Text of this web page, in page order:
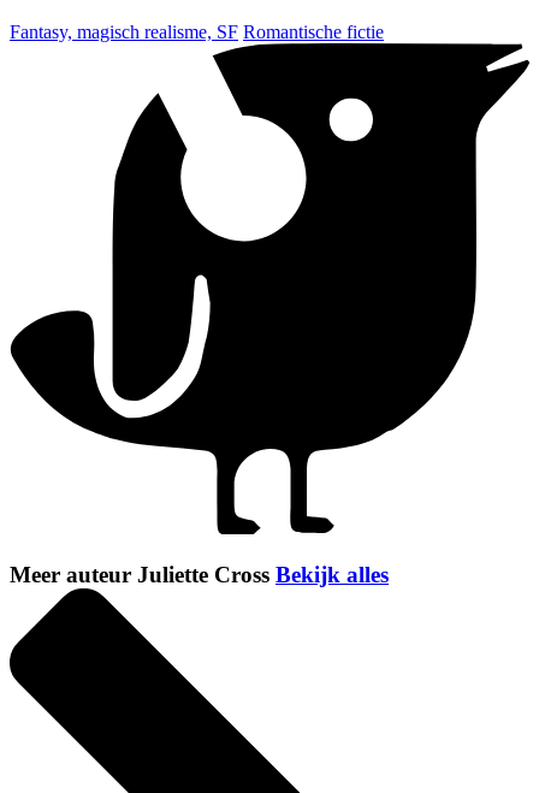
Fantasy, magisch realisme, SF Romantische fictie
Meer auteur Juliette Cross Bekijk alles